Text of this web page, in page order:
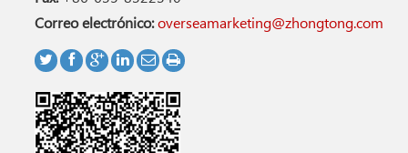
Correo electrónico:overseamarketing@zhongtong.com